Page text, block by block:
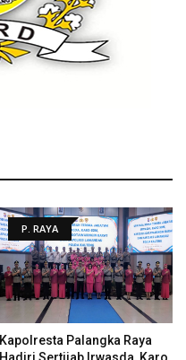
P. RAYA
Kapolresta Palangka Raya
Hadiri Sertijab Irwasda, Karo